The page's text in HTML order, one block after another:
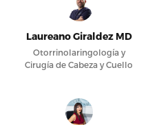
Laureano Giraldez MD
Otorrinolaringología y
Cirugía de Cabeza y Cuello